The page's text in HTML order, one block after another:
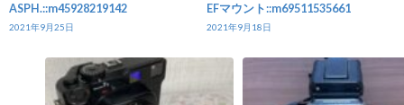
ASPH.::m45928219142
2021年9月25日
EFマウント::m69511535661
2021年9月18日